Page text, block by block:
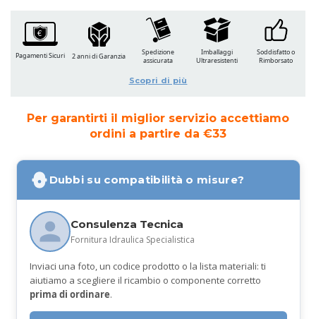
Per garantirti il miglior servizio accettiamo
ordini a partire da €33
Dubbi su compatibilità o misure?
Consulenza Tecnica
Fornitura Idraulica Specialistica
Inviaci una foto, un codice prodotto o la lista materiali: ti
aiutiamo a scegliere il ricambio o componente corretto
prima di ordinare.
Pagamenti Sicuri 2 anni di Garanzia
Spedizione
assicurata
Imballaggi
Ultraresistenti
Soddisfatto o
Rimborsato
Scopri di più